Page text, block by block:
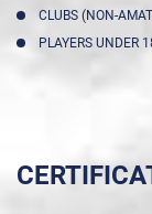
CLUBS (NON-
PLAYERS UNDER